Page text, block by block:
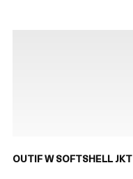
OUTIF W SOFTSHELL JKT